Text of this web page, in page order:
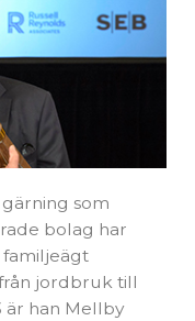
som
bolag har
jordbruk till
är han Mellby